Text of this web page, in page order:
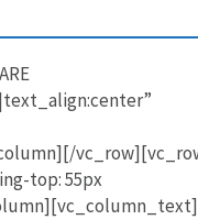
top: 55px